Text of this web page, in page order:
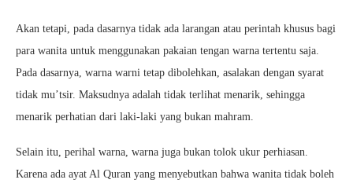
Akan tetapi, pada dasarnya tidak ada larangan atau perintah khusus bagi
para wanita untuk menggunakan pakaian tengan warna tertentu saja.
Pada dasarnya, warna warni tetap dibolehkan, asalakan dengan syarat
tidak mu’tsir. Maksudnya adalah tidak terlihat menarik, sehingga
menarik perhatian dari laki-laki yang bukan mahram.
Selain itu, perihal warna, warna juga bukan tolok ukur perhiasan.
Karena ada ayat Al Quran yang menyebutkan bahwa wanita tidak boleh